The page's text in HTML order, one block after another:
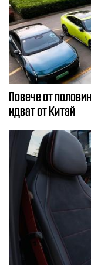
Повече от
идват от Китай